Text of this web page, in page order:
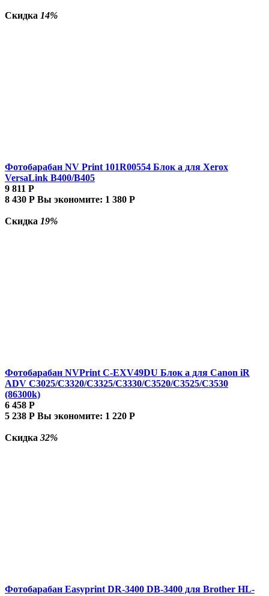
Скидка 14%
Фотобарабан NV Print 101R00554 Блок а для Xerox
VersaLink B400/B405
9 811 Р
8 430 Р Вы экономите: 1 380 Р
Скидка 19%
Фотобарабан NVPrint C-EXV49DU Блок а для Canon iR
ADV C3025/C3320/C3325/C3330/C3520/C3525/C3530
(86300k)
6 458 Р
5 238 Р Вы экономите: 1 220 Р
Скидка 32%
Фотобарабан Easyprint DR-3400 DB-3400 для Brother HL-